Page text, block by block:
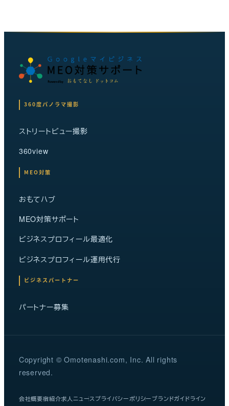
360度パノラマ撮影
ストリートビュー撮影
360view
MEO対策
おもてハブ
MEO対策サポート
ビジネスプロフィール最適化
ビジネスプロフィール運用代行
ビジネスパートナー
パートナー募集
Copyright © Omotenashi.com, Inc. All rights
reserved.
会社概要宿紹介求人ニュースプライバシーポリシー ブランドガイドライン